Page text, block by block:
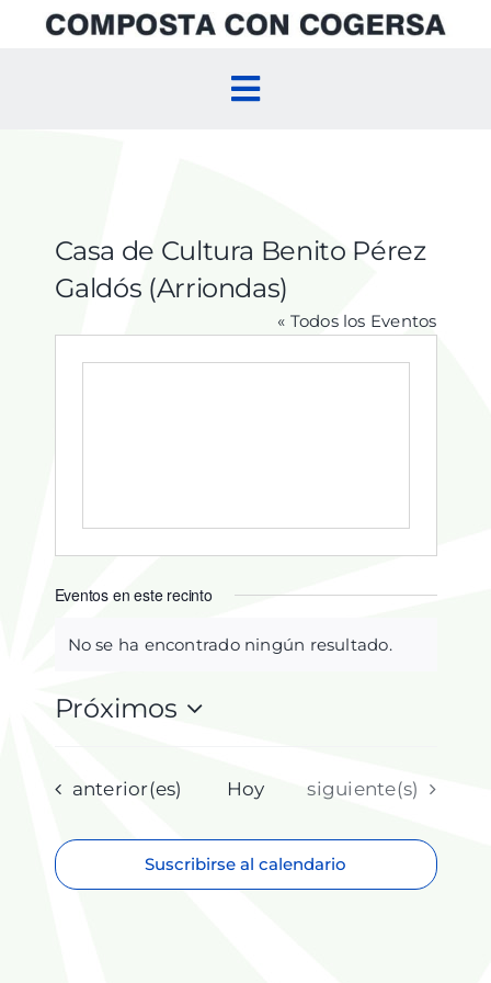
Toggle
Compostaje Comunitario
Casa de Cultura Benito Pérez
Galdós (Arriondas)
« Todos los Eventos
Eventos en este recinto
Aviso
No se ha encontrado ningún resultado.
Próximos
fecha.
Eventos
anterior(es) Hoy Eventos
siguiente(s)
Suscribirse al calendario